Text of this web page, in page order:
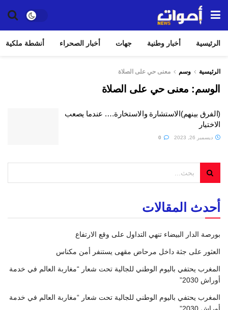
الرئيسية أخبار وطنية جهات أخبار الصحراء أنشطة ملكية
الرئيسية وسم معنى حي على الصلاة
الوسم: معنى حي على الصلاة
(الفرق بينهم)الاستشارة والاستخارة…. عندما يصعب
الاختيار
ديسمبر 26, 2023
أحدث المقالات
بورصة الدار البيضاء تنهي التداول على وقع الارتفاع
العثور على جثة داخل مرحاض مقهى يستنفر أمن مكناس
المغرب يحتفي باليوم الوطني للجالية تحت شعار “مغاربة العالم في خدمة
أوراش 2030”
المغرب يحتفي باليوم الوطني للجالية تحت شعار “مغاربة العالم في خدمة
أوراش 2030”